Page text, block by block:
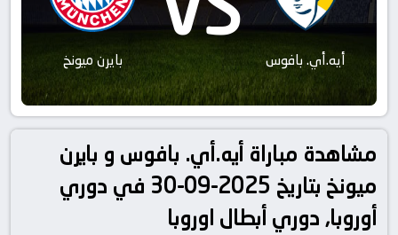
أيه.أي. بافوس بايرن ميونخ
مشاهدة مباراة أيه.أي. بافوس و بايرن
ميونخ بتاريخ 2025-09-30 في دوري
أوروبا, دوري أبطال اوروبا